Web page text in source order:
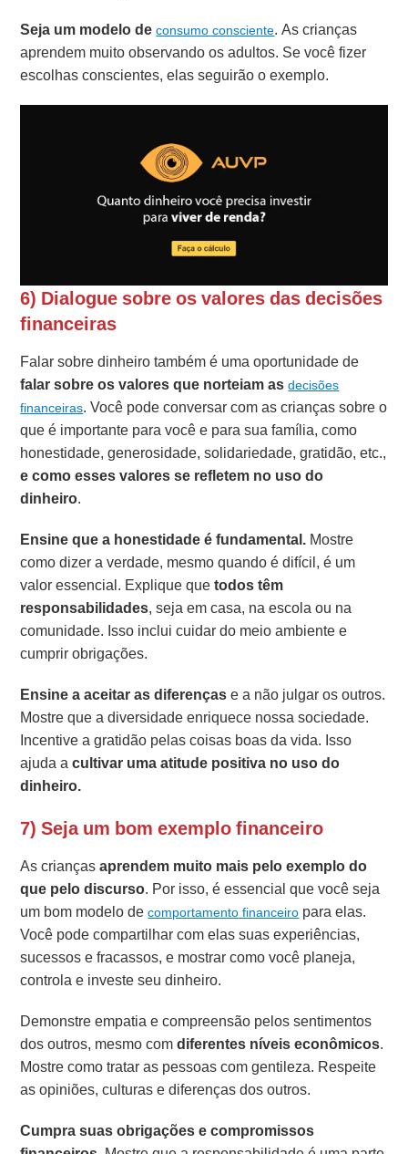
Seja um modelo deconsumo consciente. As crianças
aprendem muito observando os adultos. Se você fizer
escolhas conscientes, elas seguirão o exemplo.
6) Dialogue sobre os valores das decisões
financeiras
Falar sobre dinheiro também é uma oportunidade de
falar sobre os valores que norteiam asdecisões
financeiras. Você pode conversar com as crianças sobre o
que é importante para você e para sua família, como
honestidade, generosidade, solidariedade, gratidão, etc.,
e como esses valores se refletem no uso do
dinheiro.
Ensine que a honestidade é fundamental. Mostre
como dizer a verdade, mesmo quando é difícil, é um
valor essencial. Explique quetodos têm
responsabilidades, seja em casa, na escola ou na
comunidade. Isso inclui cuidar do meio ambiente e
cumprir obrigações.
Ensine a aceitar as diferençase a não julgar os outros.
Mostre que a diversidade enriquece nossa sociedade.
Incentive a gratidão pelas coisas boas da vida. Isso
ajuda acultivar uma atitude positiva no uso do
dinheiro.
7) Seja um bom exemplo financeiro
As criançasaprendem muito mais pelo exemplo do
que pelo discurso. Por isso, é essencial que você seja
um bom modelo decomportamento financeiro para elas.
Você pode compartilhar com elas suas experiências,
sucessos e fracassos, e mostrar como você planeja,
controla e investe seu dinheiro.
Demonstre empatia e compreensão pelos sentimentos
dos outros, mesmo comdiferentes níveis econômicos.
Mostre como tratar as pessoas com gentileza. Respeite
as opiniões, culturas e diferenças dos outros.
Cumpra suas obrigações e compromissos